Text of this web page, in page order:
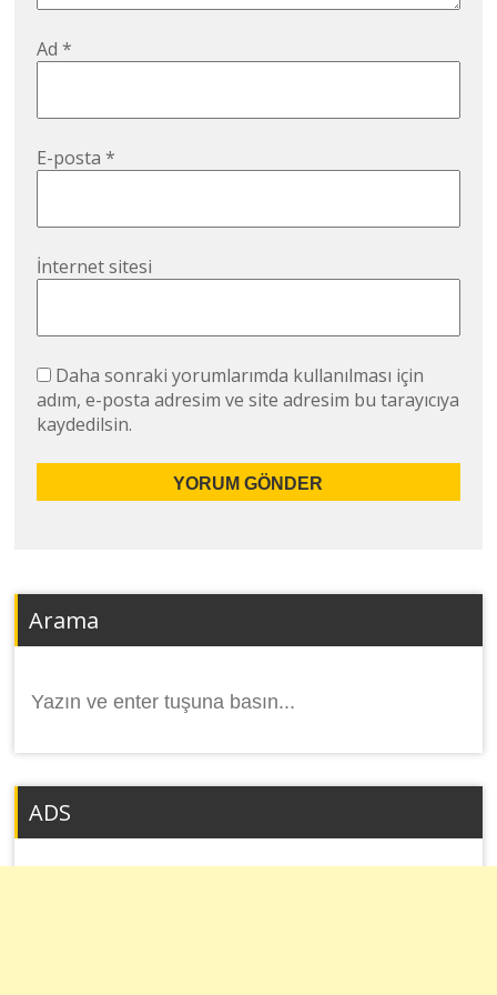
Ad*
E-posta*
İnternet sitesi
Daha sonraki yorumlarımda kullanılması için
adım, e-posta adresim ve site adresim bu tarayıcıya
kaydedilsin.
Arama
yap:
ADS